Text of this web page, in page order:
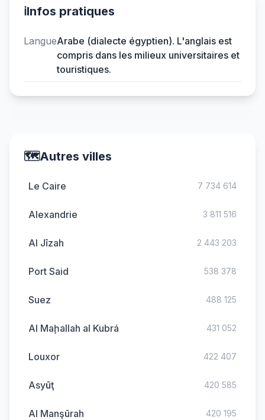
ℹ️Infos pratiques
LangueArabe (dialecte égyptien). L'anglais est
compris dans les milieux universitaires et
touristiques.
🗺️Autres villes
Le Caire 7 734 614
Alexandrie 3 811 516
Al Jīzah 2 443 203
Port Said 538 378
Suez 488 125
Al Maḩallah al Kubrá 431 052
Louxor 422 407
Asyūţ 420 585
Al Manşūrah 420 195